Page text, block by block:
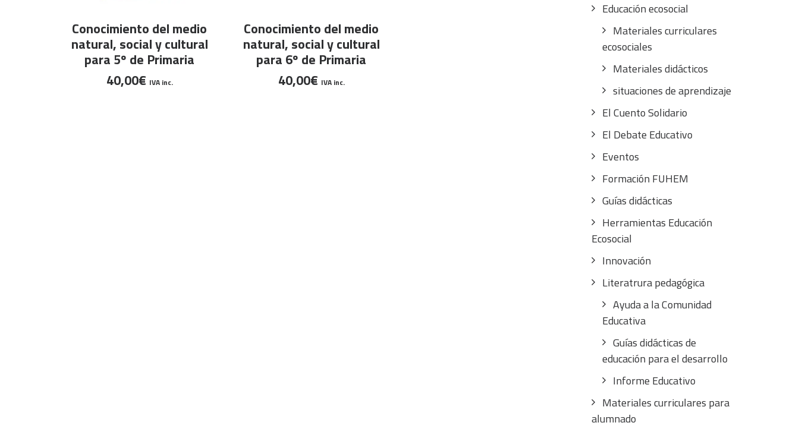
AÑADIR AL CARRITO
Conocimiento del medio
natural, social y cultural
para 5º de Primaria
40,00€ IVA inc.
AÑADIR AL CARRITO
Conocimiento del medio
natural, social y cultural
para 6º de Primaria
40,00€ IVA inc.
Educación ecosocial
Materiales curriculares
ecosociales
Materiales didácticos
situaciones de aprendizaje
El Cuento Solidario
El Debate Educativo
Eventos
Formación FUHEM
Guías didácticas
Herramientas Educación
Ecosocial
Innovación
Literatrura pedagógica
Ayuda a la Comunidad
Educativa
Guías didácticas de
educación para el desarrollo
Informe Educativo
Materiales curriculares para
alumnado